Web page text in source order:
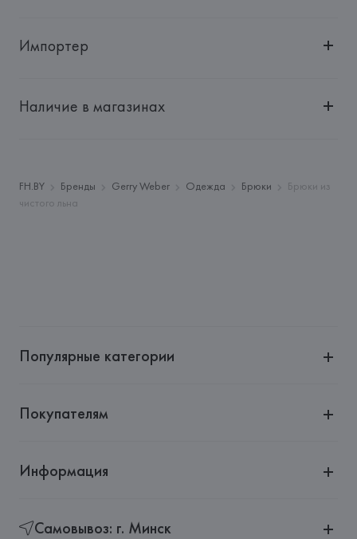
Импортер
"БелВиринея"
Адрес:
ИСПАНИЯ, GENEROS DE PUNTO VICTRIX, S.L., C/
de l'Overlocaire, 24-28 Pol.Ind."Les Hortes"-Apdo.Correos,
Наличие в магазинах
FH.BY Бренды Gerry Weber Одежда Брюки
Брюки из
чистого льна
Популярные категории
Покупателям
Информация
Самовывоз: г. Минск